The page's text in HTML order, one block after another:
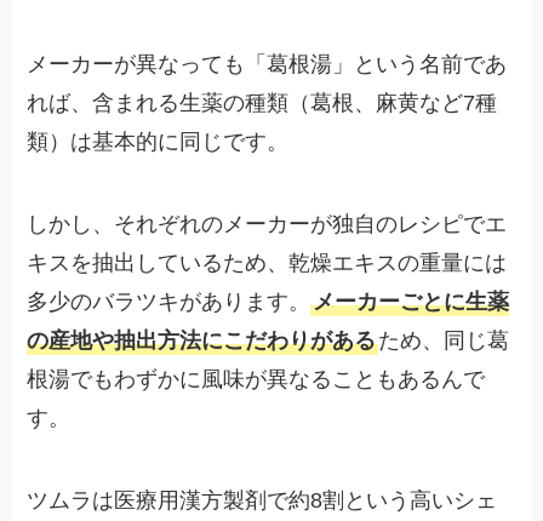
メーカーが異なっても「葛根湯」という名前であ
れば、含まれる生薬の種類（葛根、麻黄など7種
類）は基本的に同じです。
しかし、それぞれのメーカーが独自のレシピでエ
キスを抽出しているため、乾燥エキスの重量には
多少のバラツキがあります。メーカーごとに生薬
の産地や抽出方法にこだわりがあるため、同じ葛
根湯でもわずかに風味が異なることもあるんで
す。
ツムラは医療用漢方製剤で約8割という高いシェ